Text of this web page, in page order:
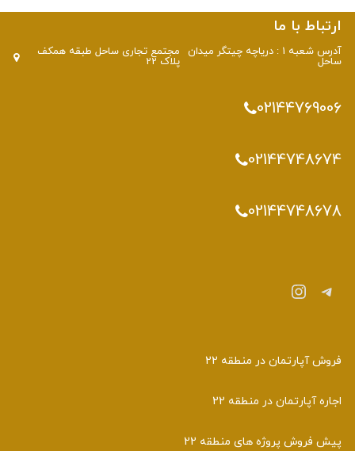
ارتباط با ما
آدرس شعبه 1 : دریاچه چیتگر میدان
ساحل
مجتمع تجاری ساحل طبقه همکف
پلاک 22
02144769006
02144748674
02144748678
تلگراماینستاگرم
فروش آپارتمان در منطقه 22
اجاره آپارتمان در منطقه 22
پیش فروش پروژه های منطقه 22